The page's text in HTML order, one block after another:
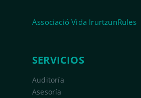
Associació Vida IrurtzunRules
SERVICIOS
Auditoría
Asesoría